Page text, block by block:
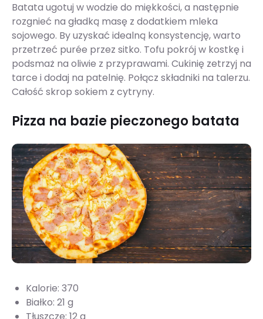
Batata ugotuj w wodzie do miękkości, a następnie
rozgnieć na gładką masę z dodatkiem mleka
sojowego. By uzyskać idealną konsystencję, warto
przetrzeć purée przez sitko. Tofu pokrój w kostkę i
podsmaż na oliwie z przyprawami. Cukinię zetrzyj na
tarce i dodaj na patelnię. Połącz składniki na talerzu.
Całość skrop sokiem z cytryny.
Pizza na bazie pieczonego batata
Kalorie: 370
Białko: 21 g